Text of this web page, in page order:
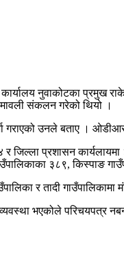
कार्यालय नुवाकोटका
संकलन गरेको थियो ।
गराएको उनले बताए ।
जिल्ला प्रशासन
३८९, किस्पाङ
र तादी
व्यवस्था भएकोले परिचयपत्र